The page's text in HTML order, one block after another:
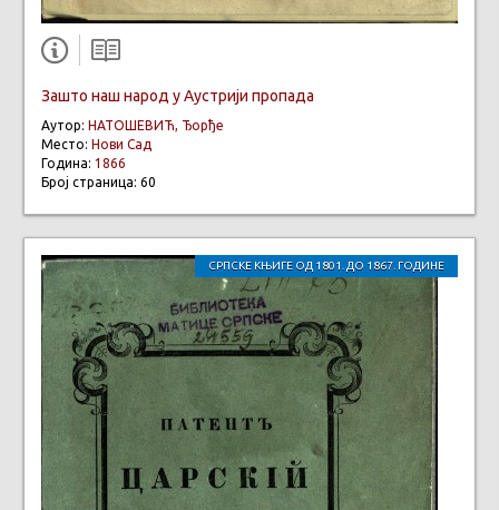
Зашто наш народ у Аустрији пропада
Аутор: НАТОШЕВИЋ, Ђорђе
Место: Нови Сад
Година: 1866
Број страница: 60
СРПСКЕ КЊИГЕ ОД 1801. ДО 1867. ГОДИНЕ